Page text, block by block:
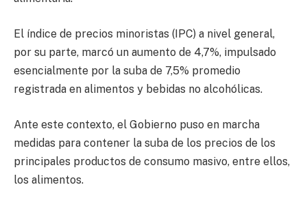
El índice de precios minoristas (IPC) a nivel general,
por su parte, marcó un aumento de 4,7%, impulsado
esencialmente por la suba de 7,5% promedio
registrada en alimentos y bebidas no alcohólicas.
Ante este contexto, el Gobierno puso en marcha
medidas para contener la suba de los precios de los
principales productos de consumo masivo, entre ellos,
los alimentos.